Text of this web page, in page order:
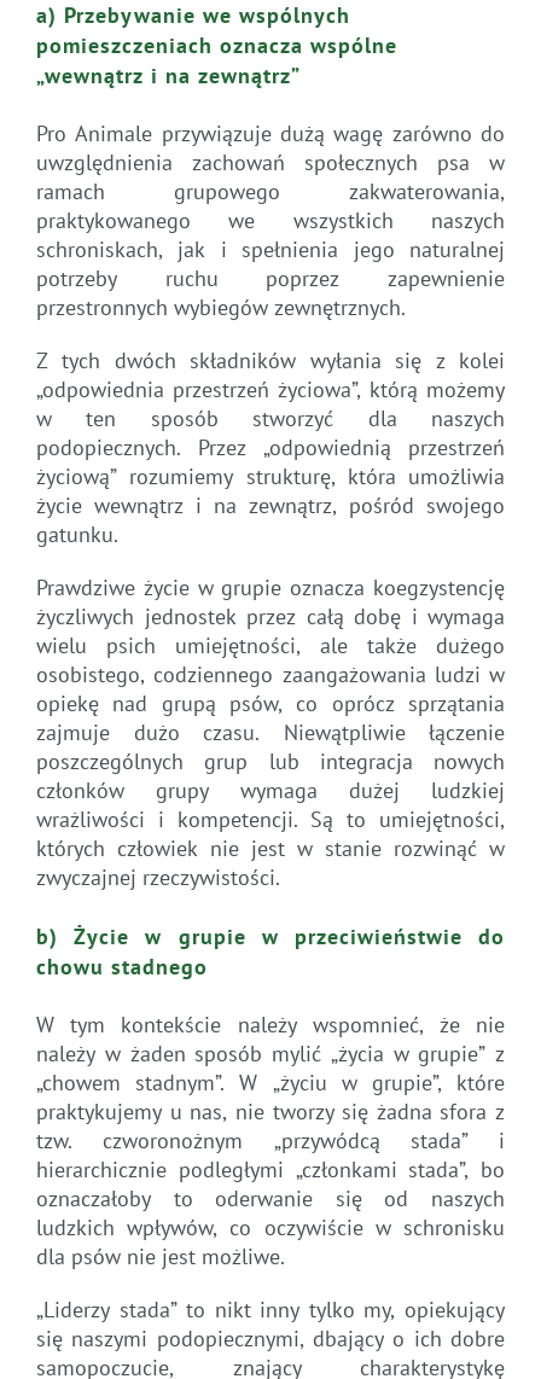
a) Przebywanie we wspólnych
pomieszczeniach oznacza wspólne
„wewnątrz i na zewnątrz”
Pro Animale przywiązuje dużą wagę zarówno do
uwzględnienia zachowań społecznych psa w
ramach grupowego zakwaterowania,
praktykowanego we wszystkich naszych
schroniskach, jak i spełnienia jego naturalnej
potrzeby ruchu poprzez zapewnienie
przestronnych wybiegów zewnętrznych.
Z tych dwóch składników wyłania się z kolei
„odpowiednia przestrzeń życiowa”, którą możemy
w ten sposób stworzyć dla naszych
podopiecznych. Przez „odpowiednią przestrzeń
życiową” rozumiemy strukturę, która umożliwia
życie wewnątrz i na zewnątrz, pośród swojego
gatunku.
Prawdziwe życie w grupie oznacza koegzystencję
życzliwych jednostek przez całą dobę i wymaga
wielu psich umiejętności, ale także dużego
osobistego, codziennego zaangażowania ludzi w
opiekę nad grupą psów, co oprócz sprzątania
zajmuje dużo czasu. Niewątpliwie łączenie
poszczególnych grup lub integracja nowych
członków grupy wymaga dużej ludzkiej
wrażliwości i kompetencji. Są to umiejętności,
których człowiek nie jest w stanie rozwinąć w
zwyczajnej rzeczywistości.
b) Życie w grupie w przeciwieństwie do
chowu stadnego
W tym kontekście należy wspomnieć, że nie
należy w żaden sposób mylić „życia w grupie” z
„chowem stadnym”. W „życiu w grupie”, które
praktykujemy u nas, nie tworzy się żadna sfora z
tzw. czworonożnym „przywódcą stada” i
hierarchicznie podległymi „członkami stada”, bo
oznaczałoby to oderwanie się od naszych
ludzkich wpływów, co oczywiście w schronisku
dla psów nie jest możliwe.
„Liderzy stada” to nikt inny tylko my, opiekujący
się naszymi podopiecznymi, dbający o ich dobre
samopoczucie, znający charakterystykę